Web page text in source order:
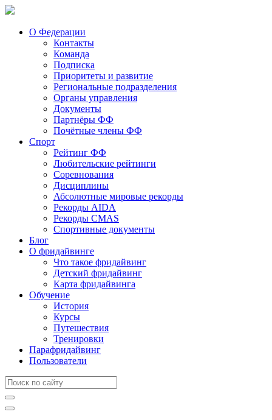
О Федерации
Контакты
Команда
Подписка
Приоритеты и развитие
Региональные подразделения
Органы управления
Документы
Партнёры ФФ
Почётные члены ФФ
Спорт
Рейтинг ФФ
Любительские рейтинги
Соревнования
Дисциплины
Абсолютные мировые рекорды
Рекорды AIDA
Рекорды CMAS
Спортивные документы
Блог
О фридайвинге
Что такое фридайвинг
Детский фридайвинг
Карта фридайвинга
Обучение
История
Курсы
Путешествия
Тренировки
Парафридайвинг
Пользователи